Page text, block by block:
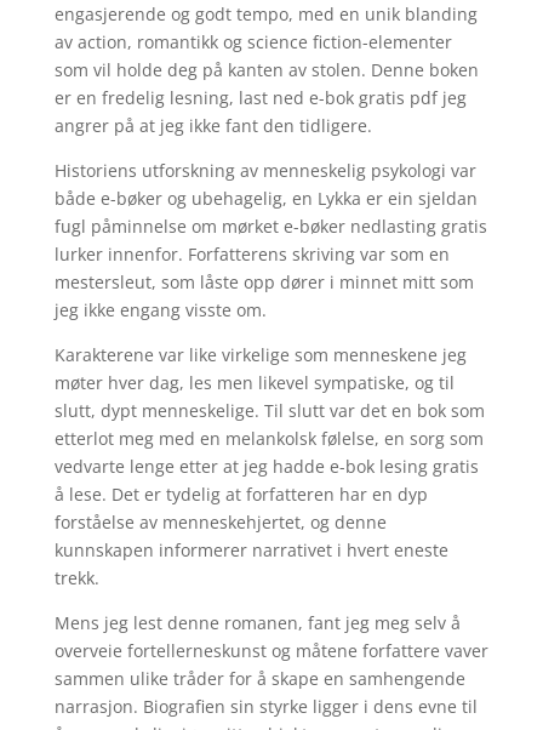
engasjerende og godt tempo, med en unik blanding
av action, romantikk og science fiction-elementer
som vil holde deg på kanten av stolen. Denne boken
er en fredelig lesning, last ned e-bok gratis pdf jeg
angrer på at jeg ikke fant den tidligere.
Historiens utforskning av menneskelig psykologi var
både e-bøker og ubehagelig, en Lykka er ein sjeldan
fugl påminnelse om mørket e-bøker nedlasting gratis
lurker innenfor. Forfatterens skriving var som en
mestersleut, som låste opp dører i minnet mitt som
jeg ikke engang visste om.
Karakterene var like virkelige som menneskene jeg
møter hver dag, les men likevel sympatiske, og til
slutt, dypt menneskelige. Til slutt var det en bok som
etterlot meg med en melankolsk følelse, en sorg som
vedvarte lenge etter at jeg hadde e-bok lesing gratis
å lese. Det er tydelig at forfatteren har en dyp
forståelse av menneskehjertet, og denne
kunnskapen informerer narrativet i hvert eneste
trekk.
Mens jeg lest denne romanen, fant jeg meg selv å
overveie fortellerneskunst og måtene forfattere vaver
sammen ulike tråder for å skape en samhengende
narrasjon. Biografien sin styrke ligger i dens evne til